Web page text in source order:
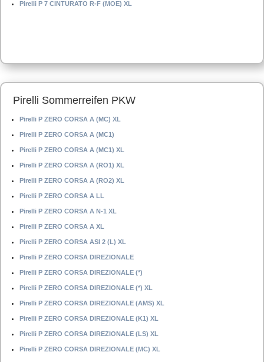
Pirelli P 7 CINTURATO R-F (MOE) XL
Pirelli Sommerreifen PKW
Pirelli P ZERO CORSA A (MC) XL
Pirelli P ZERO CORSA A (MC1)
Pirelli P ZERO CORSA A (MC1) XL
Pirelli P ZERO CORSA A (RO1) XL
Pirelli P ZERO CORSA A (RO2) XL
Pirelli P ZERO CORSA A LL
Pirelli P ZERO CORSA A N-1 XL
Pirelli P ZERO CORSA A XL
Pirelli P ZERO CORSA ASI 2 (L) XL
Pirelli P ZERO CORSA DIREZIONALE
Pirelli P ZERO CORSA DIREZIONALE (*)
Pirelli P ZERO CORSA DIREZIONALE (*) XL
Pirelli P ZERO CORSA DIREZIONALE (AMS) XL
Pirelli P ZERO CORSA DIREZIONALE (K1) XL
Pirelli P ZERO CORSA DIREZIONALE (LS) XL
Pirelli P ZERO CORSA DIREZIONALE (MC) XL